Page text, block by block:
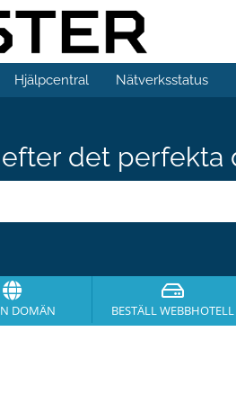
Hjälpcentral Nätverksstatus
det perfekta
DOMÄN BESTÄLL WEBBHOTELL